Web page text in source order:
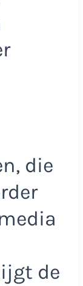
die
de